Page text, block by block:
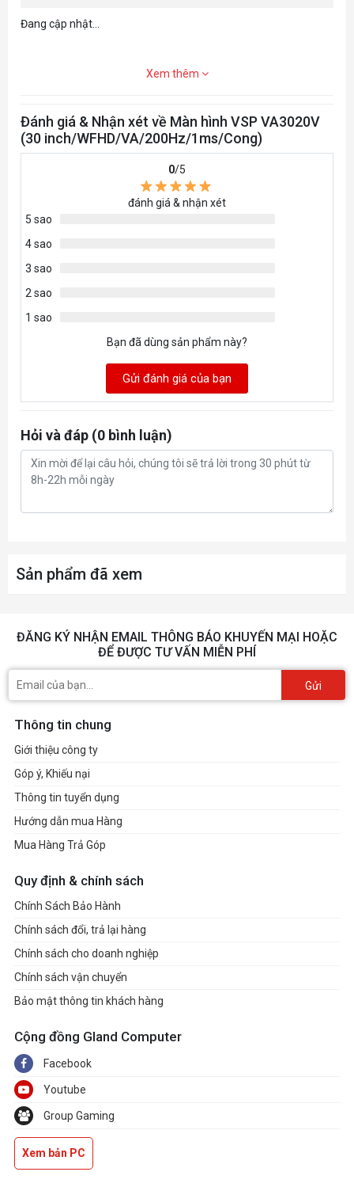
Đang cập nhật...
Xem thêm
Đánh giá & Nhận xét về Màn hình VSP VA3020V
(30 inch/WFHD/VA/200Hz/1ms/Cong)
0/5
đánh giá & nhận xét
5 sao
4 sao
3 sao
2 sao
1 sao
Bạn đã dùng sản phẩm này?
Gửi đánh giá của bạn
Hỏi và đáp (0 bình luận)
Sản phẩm đã xem
ĐĂNG KÝ NHẬN EMAIL THÔNG BÁO KHUYẾN MẠI HOẶC
ĐỂ ĐƯỢC TƯ VẤN MIỄN PHÍ
Gửi
Thông tin chung
Giới thiệu công ty
Góp ý, Khiếu nại
Thông tin tuyển dụng
Hướng dẫn mua Hàng
Mua Hàng Trả Góp
Quy định & chính sách
Chính Sách Bảo Hành
Chính sách đổi, trả lại hàng
Chính sách cho doanh nghiệp
Chính sách vận chuyển
Bảo mật thông tin khách hàng
Cộng đồng Gland Computer
Facebook
Youtube
Group Gaming
Xem bản PC